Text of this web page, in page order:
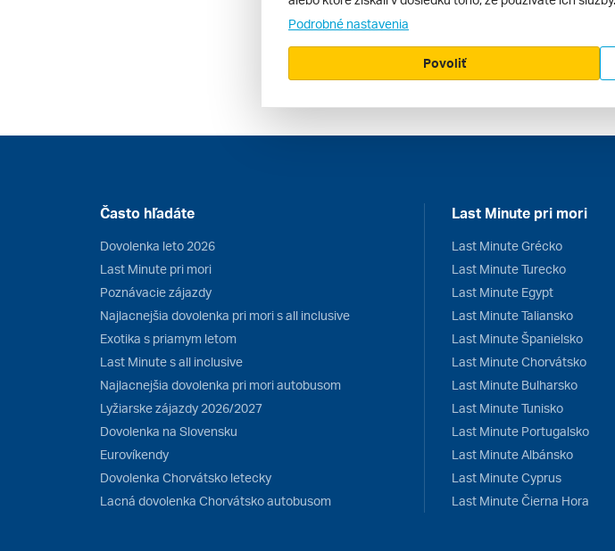
Často hľadáte
Dovolenka leto 2026
Last Minute pri mori
Poznávacie zájazdy
Najlacnejšia dovolenka pri mori s all inclusive
Exotika s priamym letom
Last Minute s all inclusive
Najlacnejšia dovolenka pri mori autobusom
Lyžiarske zájazdy 2026/2027
Dovolenka na Slovensku
Eurovíkendy
Dovolenka Chorvátsko letecky
Lacná dovolenka Chorvátsko autobusom
Last Minute pri mori
Last Minute Grécko
Last Minute Turecko
Last Minute Egypt
Last Minute Taliansko
Last Minute Španielsko
Last Minute Chorvátsko
Last Minute Bulharsko
Last Minute Tunisko
Last Minute Portugalsko
Last Minute Albánsko
Last Minute Cyprus
Last Minute Čierna Hora
Podrobné nastavenia
Povoliť